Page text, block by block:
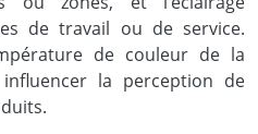
de travail ou de service.
de couleur de la
la perception de